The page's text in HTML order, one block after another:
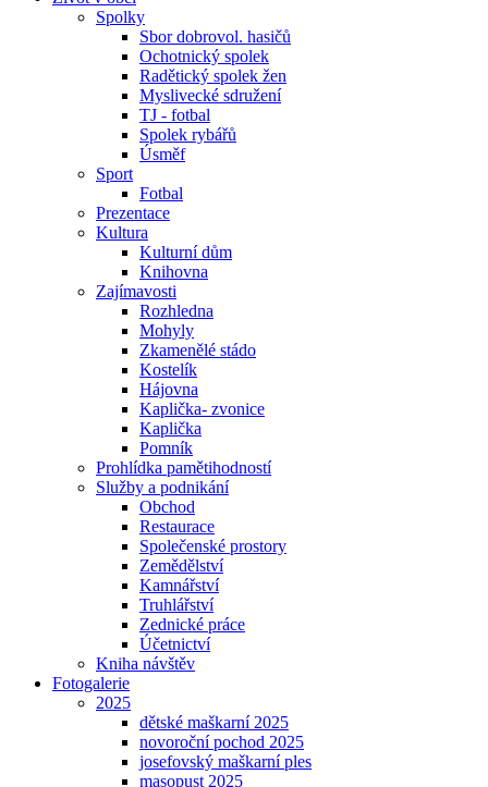
Spolky
Sbor dobrovol. hasičů
Ochotnický spolek
Radětický spolek žen
Myslivecké sdružení
TJ - fotbal
Spolek rybářů
Úsměf
Sport
Fotbal
Prezentace
Kultura
Kulturní dům
Knihovna
Zajímavosti
Rozhledna
Mohyly
Zkamenělé stádo
Kostelík
Hájovna
Kaplička- zvonice
Kaplička
Pomník
Prohlídka pamětihodností
Služby a podnikání
Obchod
Restaurace
Společenské prostory
Zemědělství
Kamnářství
Truhlářství
Zednické práce
Účetnictví
Kniha návštěv
Fotogalerie
2025
dětské maškarní 2025
novoroční pochod 2025
josefovský maškarní ples
masopust 2025